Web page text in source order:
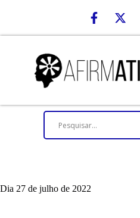
Dia 27 de julho de 2022